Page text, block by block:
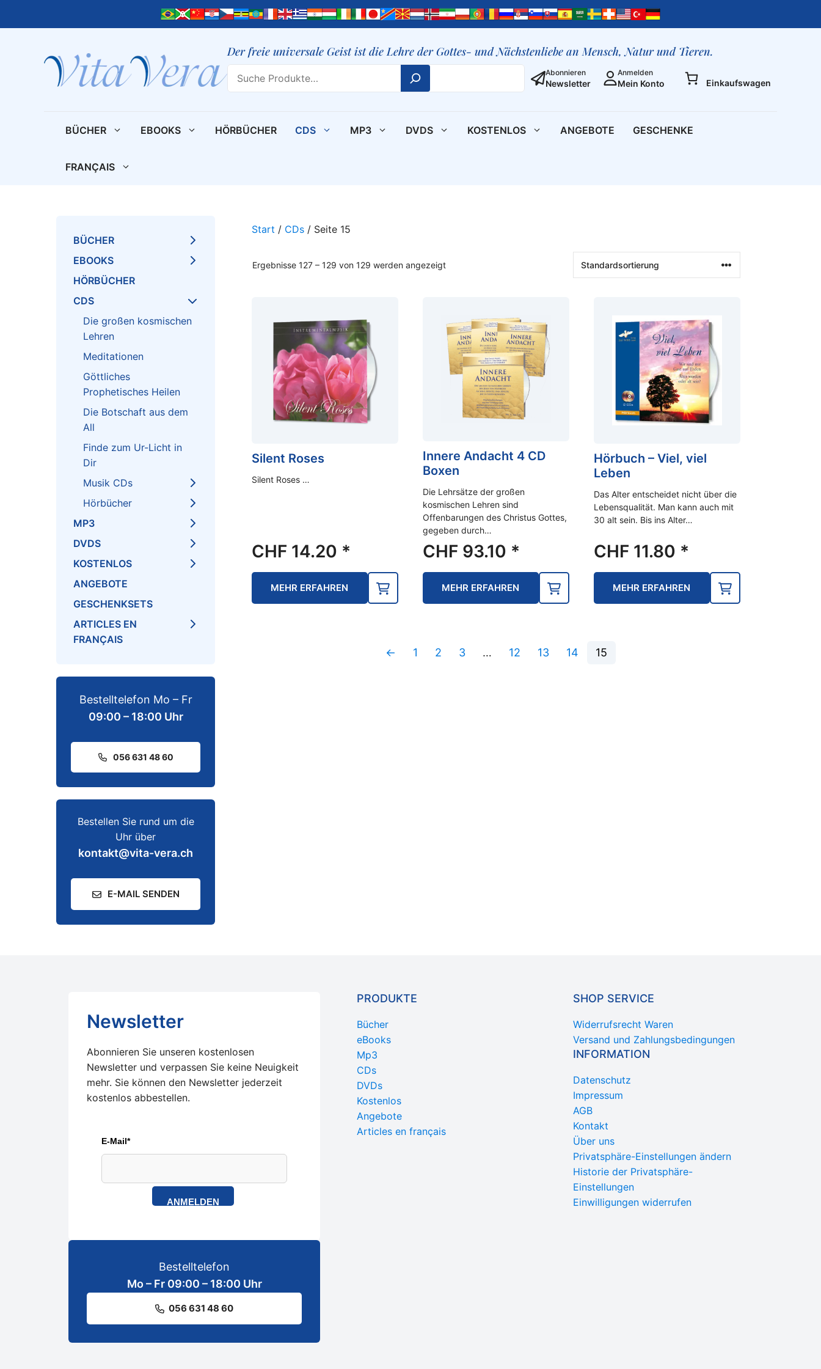
Der freie universale Geist ist die Lehre der Gottes- und Nächstenliebe an Mensch, Natur und Tieren.
Search Abonnieren
Newsletter
Anmelden
Mein Konto Einkaufswagen
BÜCHER EBOOKS HÖRBÜCHER CDS MP3 DVDS KOSTENLOS ANGEBOTE GESCHENKE
FRANÇAIS
Start / CDs / Seite 15
Ergebnisse 127 – 129 von 129 werden angezeigt
Silent Roses
Silent Roses …
CHF 14.20 *
MEHR ERFAHREN
Innere Andacht 4 CD
Boxen
Die Lehrsätze der großen
kosmischen Lehren sind
Offenbarungen des Christus Gottes,
gegeben durch…
CHF 93.10 *
MEHR ERFAHREN
Hörbuch – Viel, viel
Leben
Das Alter entscheidet nicht über die
Lebensqualität. Man kann auch mit
30 alt sein. Bis ins Alter…
CHF 11.80 *
MEHR ERFAHREN
← 1 2 3 … 12 13 14 15
BÜCHER
EBOOKS
HÖRBÜCHER
CDS
Die großen kosmischen
Lehren
Meditationen
Göttliches
Prophetisches Heilen
Die Botschaft aus dem
All
Finde zum Ur-Licht in
Dir
Musik CDs
Hörbücher
MP3
DVDS
KOSTENLOS
ANGEBOTE
GESCHENKSETS
ARTICLES EN
FRANÇAIS
Bestelltelefon Mo – Fr
09:00 – 18:00 Uhr
056 631 48 60
Bestellen Sie rund um die
Uhr über
kontakt@vita-vera.ch
E-MAIL SENDEN
Newsletter
Abonnieren Sie unseren kostenlosen
Newsletter und verpassen Sie keine Neuigkeit
mehr. Sie können den Newsletter jederzeit
kostenlos abbestellen.
E-Mail*
ANMELDEN
Bestelltelefon
Mo – Fr 09:00 – 18:00 Uhr
056 631 48 60
PRODUKTE
Bücher
eBooks
Mp3
CDs
DVDs
Kostenlos
Angebote
Articles en français
SHOP SERVICE
Widerrufsrecht Waren
Versand und Zahlungsbedingungen
INFORMATION
Datenschutz
Impressum
AGB
Kontakt
Über uns
Privatsphäre-Einstellungen ändern
Historie der Privatsphäre-
Einstellungen
Einwilligungen widerrufen